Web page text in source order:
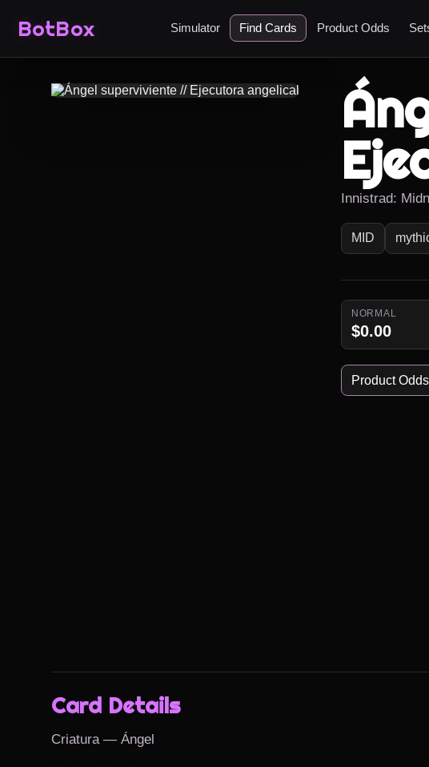
BotBox Simulator Find Cards Product Odds
Innistrad:
MID
NORMAL
$0.00
Product Odds
Card Details
Criatura — Ángel